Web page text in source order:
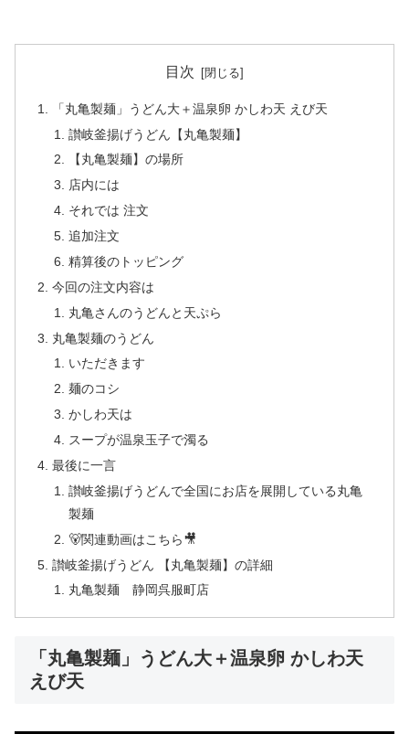
目次
「丸亀製麺」うどん大＋温泉卵 かしわ天 えび天
讃岐釜揚げうどん【丸亀製麺】
【丸亀製麺】の場所
店内には
それでは 注文
追加注文
精算後のトッピング
今回の注文内容は
丸亀さんのうどんと天ぷら
丸亀製麺のうどん
いただきます
麺のコシ
かしわ天は
スープが温泉玉子で濁る
最後に一言
讃岐釜揚げうどんで全国にお店を展開している丸亀
製麺
🐻関連動画はこちら🎥
讃岐釜揚げうどん 【丸亀製麺】の詳細
丸亀製麺 静岡呉服町店
「丸亀製麺」うどん大＋温泉卵 かしわ天
えび天